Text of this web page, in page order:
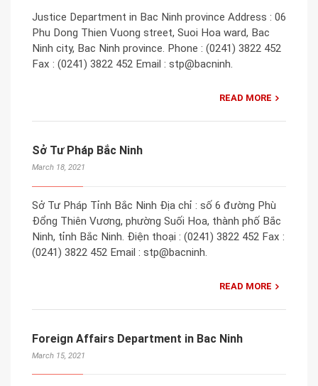
Justice Department in Bac Ninh province Address : 06
Phu Dong Thien Vuong street, Suoi Hoa ward, Bac
Ninh city, Bac Ninh province. Phone : (0241) 3822 452
Fax : (0241) 3822 452 Email : stp@bacninh.
READ MORE
Sở Tư Pháp Bắc Ninh
March 18, 2021
Sở Tư Pháp Tỉnh Bắc Ninh Địa chỉ : số 6 đường Phù
Đổng Thiên Vương, phường Suối Hoa, thành phố Bắc
Ninh, tỉnh Bắc Ninh. Điện thoại : (0241) 3822 452 Fax :
(0241) 3822 452 Email : stp@bacninh.
READ MORE
Foreign Affairs Department in Bac Ninh
March 15, 2021